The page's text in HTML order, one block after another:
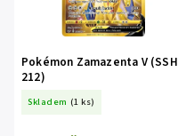
Pokémon Zamazenta V (SSH
212)
Skladem (1 ks)